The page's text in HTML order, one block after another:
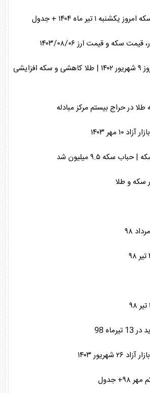
۱ تیر ماه ۱۴۰۴ + جدول
سکه و قیمت ارز ۱۴۰۳/۰۸/۰۶
قیمت طلا و سکه امروز ۹ شهریور ۱۴۰۲ | طلا کاهشی و سکه افزایشی
مهر ۱۴۰۳
سکه ۹.۵ میلیون شد
سکه و طلا
98
۱۴۰۳
جدول